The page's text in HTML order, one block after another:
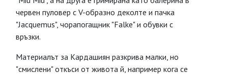
червен пуловер с V-образно деколте и пачка
"Jacquemus", чорапогащник "Falke" и обувки с
връзки.
Материалът за Кардашиян разкрива малки, но
"смислени" откъси от живота й, например кога се